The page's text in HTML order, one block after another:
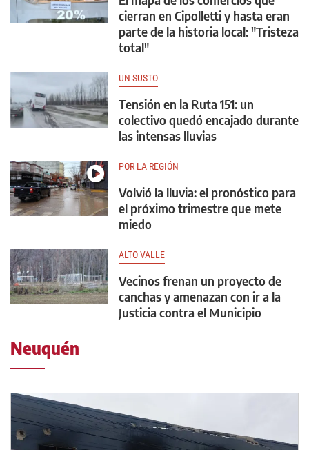
cierran en Cipolletti y hasta eran
parte de la historia local: "Tristeza
total"
UN SUSTO
Tensión en la Ruta 151: un
colectivo quedó encajado durante
las intensas lluvias
POR LA REGIÓN
Volvió la lluvia: el pronóstico para
el próximo trimestre que mete
miedo
ALTO VALLE
Vecinos frenan un proyecto de
canchas y amenazan con ir a la
Justicia contra el Municipio
Neuquén